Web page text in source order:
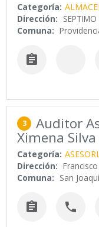
Categoría:
Dirección:
Comuna:

3 Auditor
Ximena
Categoría:
Dirección:
Comuna: San
 